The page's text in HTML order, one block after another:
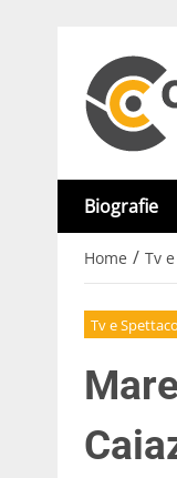
Biografie
Home / Tv
Tv e